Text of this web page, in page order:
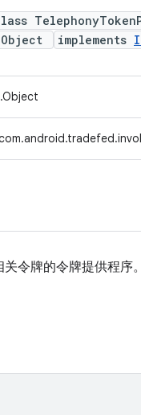
implements
令牌的令牌提供程序。